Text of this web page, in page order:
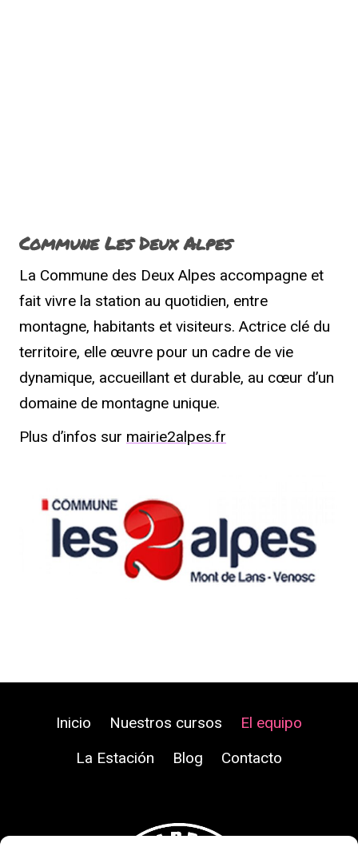
Commune Les Deux Alpes
La Commune des Deux Alpes accompagne et
fait vivre la station au quotidien, entre
montagne, habitants et visiteurs. Actrice clé du
territoire, elle œuvre pour un cadre de vie
dynamique, accueillant et durable, au cœur d’un
domaine de montagne unique.
Plus d’infos sur mairie2alpes.fr
Inicio Nuestros cursos
El equipo
La Estación
Blog Contacto